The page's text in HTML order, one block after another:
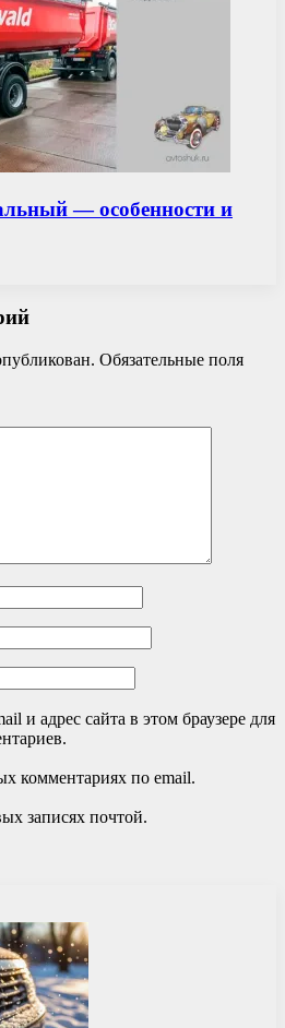
— особенности и
Обязательные поля
и адрес сайта в этом браузере для
комментариях по email.
записях почтой.